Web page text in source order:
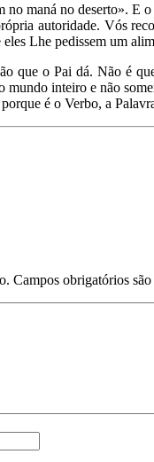
no maná no deserto».
autoridade. Vós
eles Lhe pedissem um
que o Pai dá. Não é
inteiro e não
é o Verbo, a
Campos obrigatórios